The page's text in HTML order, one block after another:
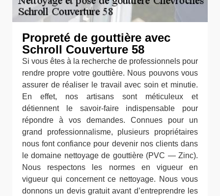
Propreté de gouttière avec
Schroll Couverture 58
Si vous êtes à la recherche de professionnels pour
rendre propre votre gouttière. Nous pouvons vous
assurer de réaliser le travail avec soin et minutie.
En effet, nos artisans sont méticuleux et
détiennent le savoir-faire indispensable pour
répondre à vos demandes. Connues pour un
grand professionnalisme, plusieurs propriétaires
nous font confiance pour devenir nos clients dans
le domaine nettoyage de gouttière (PVC — Zinc).
Nous respectons les normes en vigueur en
vigueur qui concernent ce nettoyage. Nous vous
donnons un devis gratuit avant d’entreprendre les